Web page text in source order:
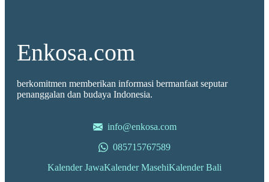
Enkosa.com
berkomitmen memberikan informasi bermanfaat seputar
penanggalan dan budaya Indonesia.
info@enkosa.com
085715767589
Kalender JawaKalender MasehiKalender Bali